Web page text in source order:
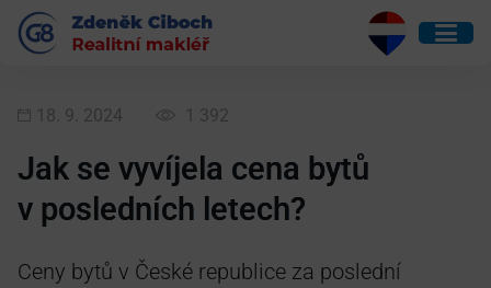
18. 9. 2024 1 392
Jak se vyvíjela cena bytů
v posledních letech?
Ceny bytů v České republice za poslední